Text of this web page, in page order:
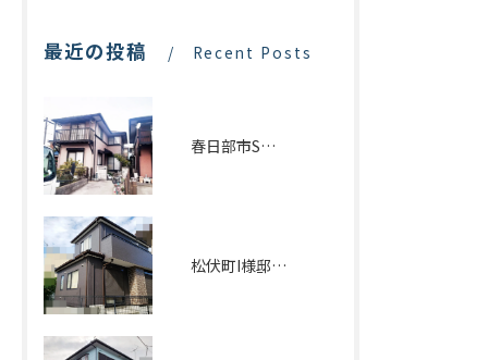
最近の投稿 Recent Posts
春日部市S様邸塗装工事事例
松伏町I様邸外壁塗装・屋根ｶﾊﾞｰ工法施工事例